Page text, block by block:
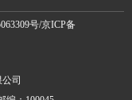
号/京ICP备
司